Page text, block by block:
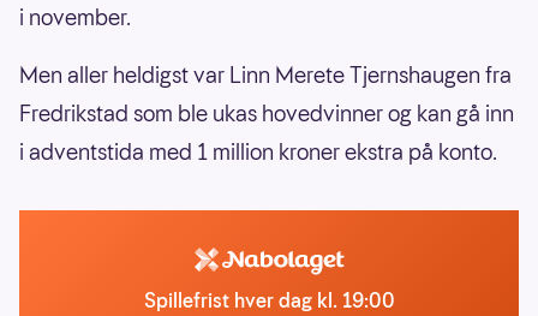
i november.
Men aller heldigst var Linn Merete Tjernshaugen fra
Fredrikstad som ble ukas hovedvinner og kan gå inn
i adventstida med 1 million kroner ekstra på konto.
Spillefrist hver dag kl. 19:00